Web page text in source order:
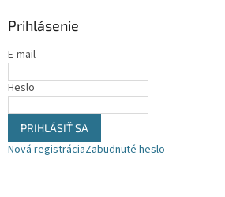
Prihlásenie
E-mail
Heslo
PRIHLÁSIŤ SA
Nová registráciaZabudnuté heslo